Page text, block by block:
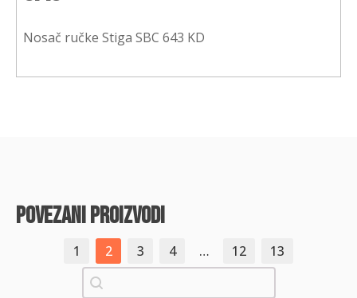
Nosač ručke Stiga SBC 643 KD
povezani proizvodi
1 2 3 4 … 12
13
Pretraži